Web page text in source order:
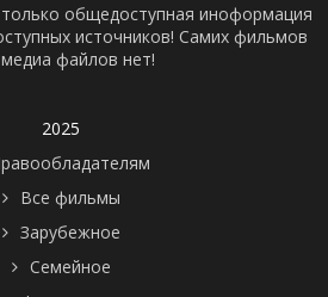
общедоступная иноформация
источников! Самих фильмов
файлов нет!
2025
Все фильмы
Зарубежное
Семейное